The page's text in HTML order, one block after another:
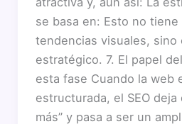
se basa en: Esto no
tendencias visuales, sino
estratégico. 7. El papel
esta fase Cuando la web
estructurada, el SEO deja
más” y pasa a ser un